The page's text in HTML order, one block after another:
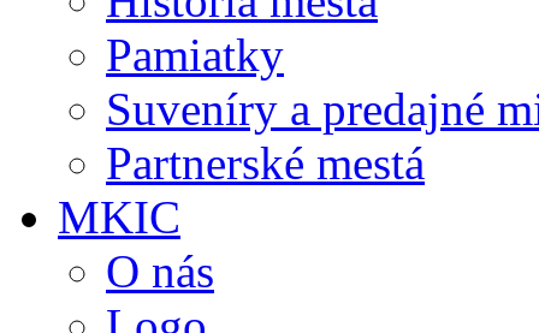
Pamiatky
Suveníry a predajné
Partnerské mestá
MKIC
O nás